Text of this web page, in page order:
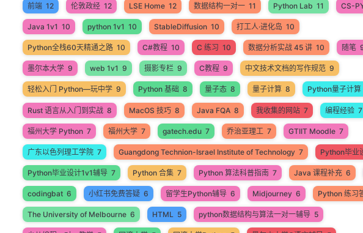
前端 12 伦敦政经 12 LSE Home 12 数据结构一对一 11 Python Lab 11 CS-
Java 1v1 10 python 1v1 10 StableDiffusion 10 打工人·进化岛 10
Python全栈60天精通之路 10 C#教程 10 C 练习 10 数据分析实战 45 讲 10 随笔
墨尔本大学 9 web 1v1 9 摄影专栏 9 C教程 9 中文技术文档的写作规范 9
轻松入门 Python—玩中学 9 Python 基础 8 量子态 8 量子计算 8 Python量子计算
Rust 语言从入门到实战 8 MacOS 技巧 8 Java FQA 8 我收集的网站 7 编程经验 7
福州大学 Python 7 福州大学 7 gatech.edu 7 乔治亚理工 7 GTIIT Moodle 7
广东以色列理工学院 7 Guangdong Technion-Israel Institute of Technology 7 Python毕业
Python毕业设计1v1辅导 7 Python 合集 7 Python 算法科普指南 7 Java 课程补充 6
codingbat 6 小红书免费答疑 6 留学生Python辅导 6 Midjourney 6 Python 练习
The University of Melbourne 6 HTML 5 python数据结构与算法一对一辅导 5